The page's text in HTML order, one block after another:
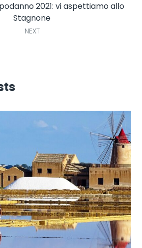
2021: vi aspettiamo allo
Stagnone
NEXT